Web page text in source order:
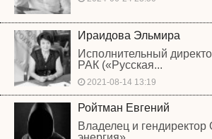
Ираидова Эльмира
Исполнительный
РАК («Русская...
2021-08-14 13:19
Ройтман Евгений
Владелец и